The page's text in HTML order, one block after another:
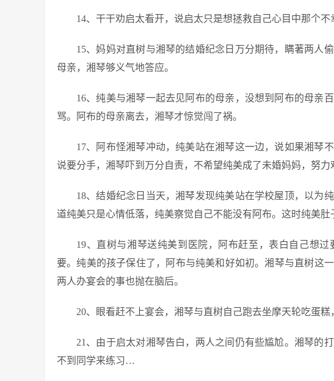
14、干干劝启太看开，说启太只是想拯救自己心目中那个不
15、妈妈对直树与湘琴的结婚纪念日万分期待，瞒著两人
母亲，湘琴够义气地答应。
16、纯美与湘琴一起去见阿布的母亲，没想到阿布的母亲
骂。阿布的母亲离去，湘琴才惊觉闯了祸。
17、阿布怪湘琴冲动，纯美站在湘琴这一边，说如果湘琴
说要分手，湘琴吓到万分自责，不希望纯美成了未婚妈妈，努力
18、结婚纪念日当天，湘琴发现纯美站在学校屋顶，以为
道纯美只是心情低落，纯美察觉自己不能没有阿布。这时纯美肚
19、直树与湘琴送纯美到医院，阿布赶至，表白自己想
要。纯美的孩子保住了，阿布与纯美和好如初。湘琴与直树这
两人办宴会的事也抛在脑后。
20、眼看赶不上宴会，湘琴与直树自己跑去坐摩天轮吃蛋糕
21、由于启太对湘琴告白，两人之间仍有些尴尬。湘琴的
不到同学来练习…